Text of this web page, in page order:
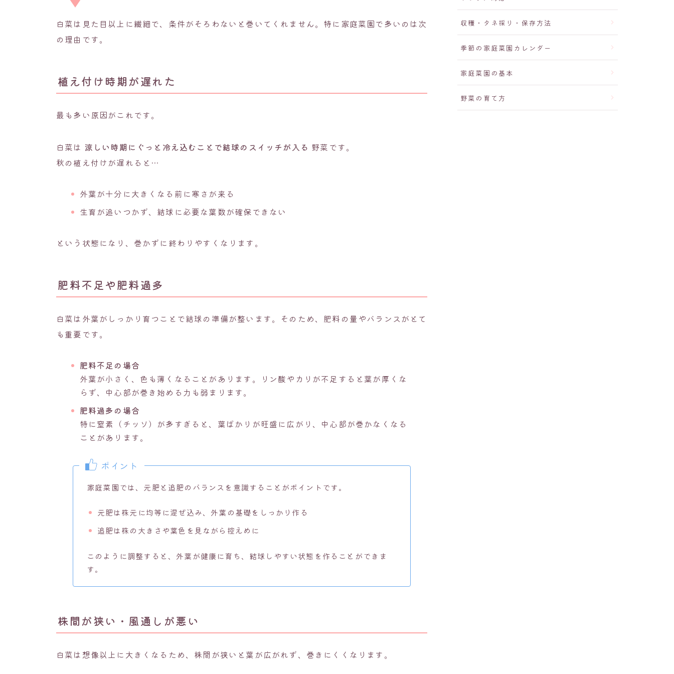
白菜は見た目以上に繊細で、条件がそろわないと巻いてくれません。特に家庭菜園で多いのは次
の理由です。
植え付け時期が遅れた
最も多い原因がこれです。
白菜は 涼しい時期にぐっと冷え込むことで結球のスイッチが入る 野菜です。
秋の植え付けが遅れると…
外葉が十分に大きくなる前に寒さが来る
生育が追いつかず、結球に必要な葉数が確保できない
という状態になり、巻かずに終わりやすくなります。
肥料不足や肥料過多
白菜は外葉がしっかり育つことで結球の準備が整います。そのため、肥料の量やバランスがとて
も重要です。
肥料不足の場合
外葉が小さく、色も薄くなることがあります。リン酸やカリが不足すると葉が厚くな
らず、中心部が巻き始める力も弱まります。
肥料過多の場合
特に窒素（チッソ）が多すぎると、葉ばかりが旺盛に広がり、中心部が巻かなくなる
ことがあります。
ポイント
家庭菜園では、元肥と追肥のバランスを意識することがポイントです。
元肥は株元に均等に混ぜ込み、外葉の基礎をしっかり作る
追肥は株の大きさや葉色を見ながら控えめに
このように調整すると、外葉が健康に育ち、結球しやすい状態を作ることができま
す。
株間が狭い・風通しが悪い
白菜は想像以上に大きくなるため、株間が狭いと葉が広がれず、巻きにくくなります。
収穫・タネ採り・保存方法
季節の家庭菜園カレンダー
家庭菜園の基本
野菜の育て方